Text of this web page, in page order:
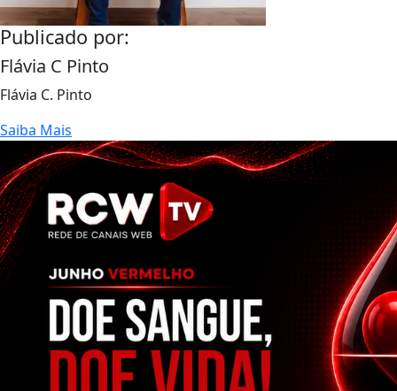
Publicado por:
Flávia C Pinto
Flávia C. Pinto
Saiba Mais